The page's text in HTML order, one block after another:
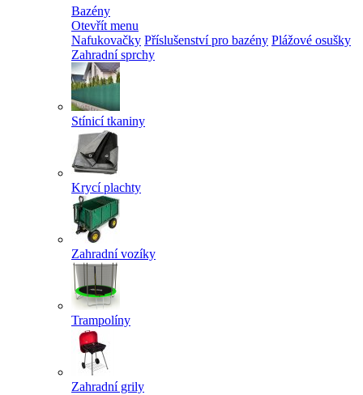
Bazény
Otevřít menu
Nafukovačky Příslušenství pro bazény Plážové osušky
Zahradní sprchy
Stínicí tkaniny
Krycí plachty
Zahradní vozíky
Trampolíny
Zahradní grily